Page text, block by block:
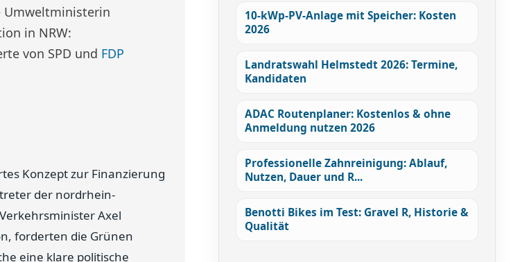
Umweltministerin
in NRW:
von SPD und FDP
Konzept zur Finanzierung
der nordrhein-
Axel
forderten die Grünen
eine klare politische
10-kWp-PV-Anlage mit Speicher: Kosten
2026
Landratswahl Helmstedt 2026: Termine,
Kandidaten
ADAC Routenplaner: Kostenlos & ohne
Anmeldung nutzen 2026
Professionelle Zahnreinigung: Ablauf,
Nutzen, Dauer und R...
Benotti Bikes im Test: Gravel R, Historie &
Qualität